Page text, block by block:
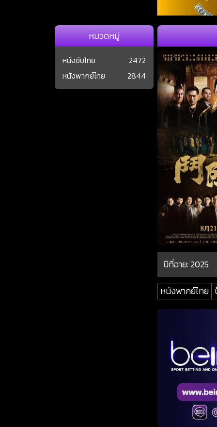
ปีที่ฉาย:2025
หนังพากย์ไทย
หมวดหมู่
หนังซับไทย
2472
หนังพากย์ไทย
2844